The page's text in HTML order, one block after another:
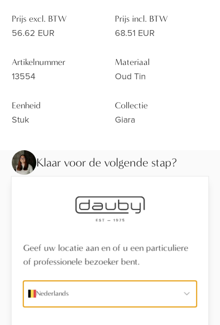
Prijs excl. BTW
56.62 EUR
Prijs incl. BTW
68.51 EUR
Artikelnummer
13554
Materiaal
Oud Tin
Eenheid
Stuk
Collectie
Giara
Klaar voor de volgende stap?
vind een verdeler in je buurt.
Bezoek de toonzaal
Geef uw locatie aan en of u een particuliere
of professionele bezoeker bent.
Nederlands